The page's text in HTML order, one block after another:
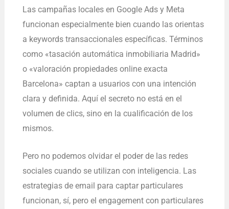
Las campañas locales en Google Ads y Meta
funcionan especialmente bien cuando las orientas
a keywords transaccionales específicas. Términos
como «tasación automática inmobiliaria Madrid»
o «valoración propiedades online exacta
Barcelona» captan a usuarios con una intención
clara y definida. Aquí el secreto no está en el
volumen de clics, sino en la cualificación de los
mismos.
Pero no podemos olvidar el poder de las redes
sociales cuando se utilizan con inteligencia. Las
estrategias de email para captar particulares
funcionan, sí, pero el engagement con particulares